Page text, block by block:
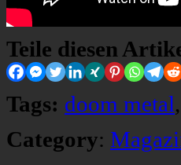
Teile diesen
Tags: doom metal,
Category: